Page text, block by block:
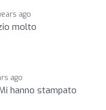
ago
molto
ago
hanno stampato